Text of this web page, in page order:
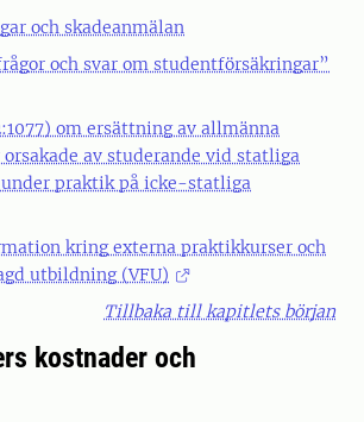
och skadeanmälan
och svar om studentförsäkringar”
om ersättning av allmänna
av studerande vid statliga
under praktik på icke-statliga
kring externa praktikkurser och
utbildning (VFU)
Tillbaka till kapitlets början
kostnader och